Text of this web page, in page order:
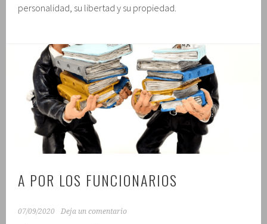
personalidad, su libertad y su propiedad.
A POR LOS FUNCIONARIOS
07/09/2020 Deja un comentario